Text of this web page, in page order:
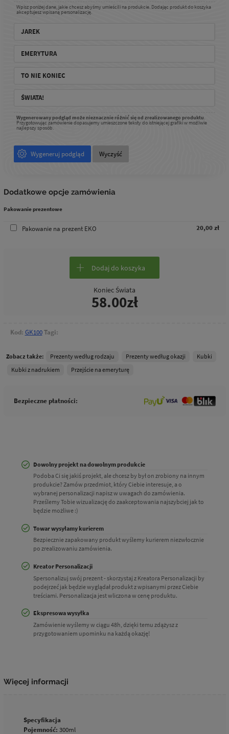
Wpisz poniżej dane, jakie chcesz abyśmy umieścili na produkcie. Dodając produkt do koszyka
akceptujesz wpisaną personalizację.
Wygenerowany podgląd może nieznacznie różnić się od zrealizowanego produktu.
Przygotowując zamówienie dopasujemy umieszczone teksty do istniejącej grafiki w możliwie
najlepszy sposób.
Wygeneruj podgląd Wyczyść
Dodatkowe opcje zamówienia
Pakowanie prezentowe
20,00 zł
Pakowanie na prezent EKO
Koniec Świata
58.00zł
Kod: GK100 Tagi:
Zobacz także: Prezenty według rodzaju Prezenty według okazji
Kubki
Kubki z nadrukiem
Przejście na emeryturę
Bezpieczne płatności:
Dowolny projekt na dowolnym produkcie
Podoba Ci się jakiś projekt, ale chcesz by był on zrobiony na innym
produkcie? Zamów przedmiot, który Ciebie interesuje, a o
wybranej personalizacji napisz w uwagach do zamówienia.
Prześlemy Tobie wizualizację do zaakceptowania najszybciej jak to
będzie możliwe :)
Towar wysyłamy kurierem
Bezpiecznie zapakowany produkt wyślemy kurierem niezwłocznie
po zrealizowaniu zamówienia.
Kreator Personalizacji
Spersonalizuj swój prezent - skorzystaj z Kreatora Personalizacji by
podejrzeć jak będzie wyglądał produkt z wpisanymi przez Ciebie
treściami. Personalizacja jest wliczona w cenę produktu.
Ekspresowa wysyłka
Zamówienie wyślemy w ciągu 48h, dzięki temu zdążysz z
przygotowaniem upominku na każdą okazję!
Więcej informacji
Specyfikacja
Pojemność: 300ml